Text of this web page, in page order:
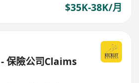
$35K-38K/月
保險公司Claims